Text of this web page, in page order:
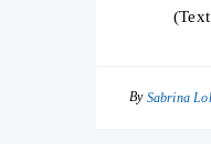
By Sabrina